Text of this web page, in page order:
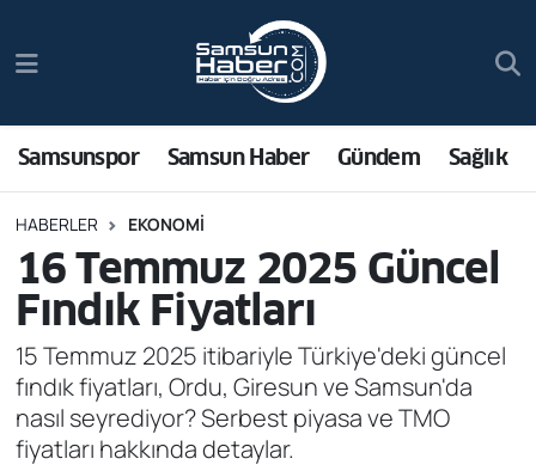
Samsunspor Samsun Haber Gündem Sağlık
HABERLER EKONOMI
16 Temmuz 2025 Güncel
Fındık Fiyatları
15 Temmuz 2025 itibariyle Türkiye'deki güncel
fındık fiyatları, Ordu, Giresun ve Samsun'da
nasıl seyrediyor? Serbest piyasa ve TMO
fiyatları hakkında detaylar.
Samsun Haber
Sağlık
Asayiş
Bilim ve Teknoloji
Bölge
Dünya
Trafik Durumu
Süper Lig Puan Durumu ve Fikstür
Tüm Manşetler
Son Dakika Haberleri
Haber Arşivi